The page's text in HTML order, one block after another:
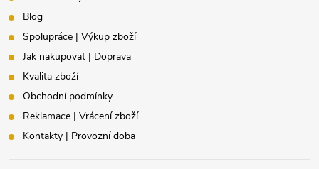
Blog
Spolupráce | Výkup zboží
Jak nakupovat | Doprava
Kvalita zboží
Obchodní podmínky
Reklamace | Vrácení zboží
Kontakty | Provozní doba